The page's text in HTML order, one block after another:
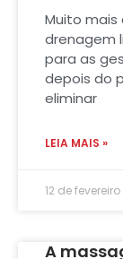
Muito
drenagem
para as
depois do
eliminar
LEIA MAIS »
12 de fevereiro
A